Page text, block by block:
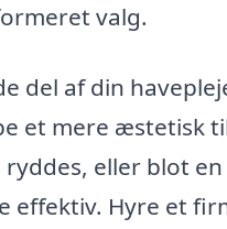
valg.
del af din
et mere æstetisk
eller blot
effektiv. Hyre et